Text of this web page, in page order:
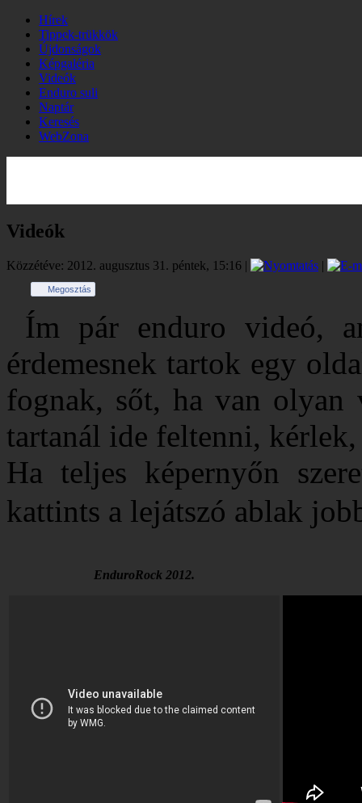
Hírek
Tippek-trükkök
Újdonságok
Képgaléria
Videók
Enduro suli
Naptár
Keresés
WebZona
Videók
Közzétéve: 2012. augusztus 31. péntek, 15:16 | |
Megosztás
Ím pár enduro videó,
érdemesnek tartok egy
fognak, sőt, ha van olyan
tartanál ide feltenni,
Ha teljes képernyőn
kattints a lejátszó ablak
EnduroRock 2012.